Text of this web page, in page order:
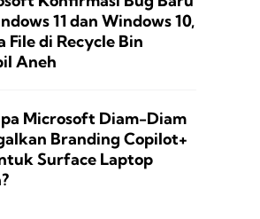
11 dan Windows 10,
File di Recycle Bin
Aneh
Microsoft Diam-Diam
Branding Copilot+
Surface Laptop